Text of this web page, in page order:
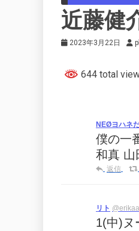
近藤健
2023年3月22日
644 total
NEØヨハネ
僕の一
和真 山
返信
リト
1(中)ヌ